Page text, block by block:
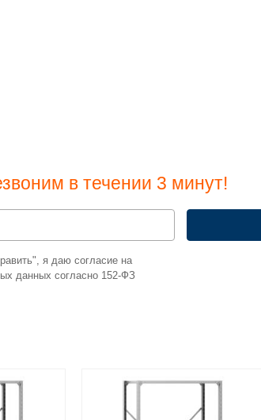
в течении 3 минут!
я даю согласие на
данных согласно 152-ФЗ